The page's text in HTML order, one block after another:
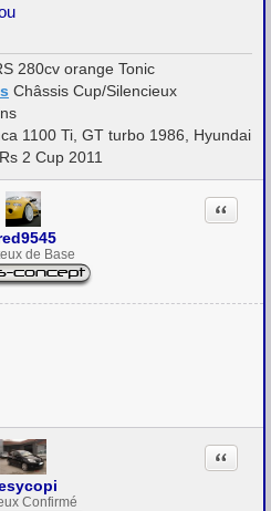
280cv orange Tonic
Châssis Cup/Silencieux
1100 Ti, GT turbo 1986, Hyundai
2 Cup 2011
de Base
Citation
Confirmé
Citation